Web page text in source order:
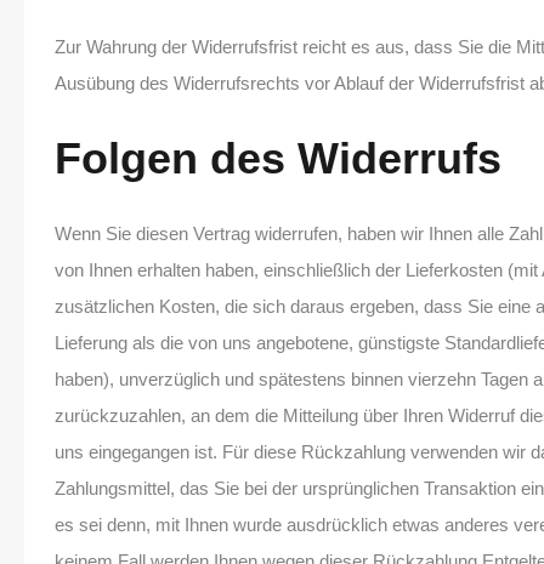
Zur Wahrung der Widerrufsfrist reicht es aus, dass Sie die
Ausübung des Widerrufsrechts vor Ablauf der Widerrufsfrist
Folgen des Widerrufs
Wenn Sie diesen Vertrag widerrufen, haben wir Ihnen alle
von Ihnen erhalten haben, einschließlich der Lieferkosten (mit
zusätzlichen Kosten, die sich daraus ergeben, dass Sie eine
Lieferung als die von uns angebotene, günstigste
haben), unverzüglich und spätestens binnen vierzehn Tagen
zurückzuzahlen, an dem die Mitteilung über Ihren Widerruf
uns eingegangen ist. Für diese Rückzahlung verwenden wir
Zahlungsmittel, das Sie bei der ursprünglichen Transaktion
es sei denn, mit Ihnen wurde ausdrücklich etwas anderes